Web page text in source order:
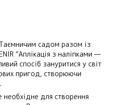
садом разом із
“Аплікація з наліпками —
спосіб зануритися у світ
пригод, створюючи
для створення